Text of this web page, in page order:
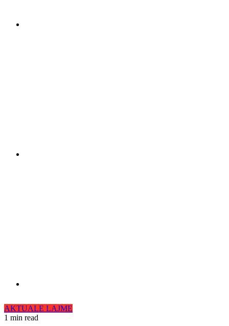
AKTUALE LAJME
1 min read